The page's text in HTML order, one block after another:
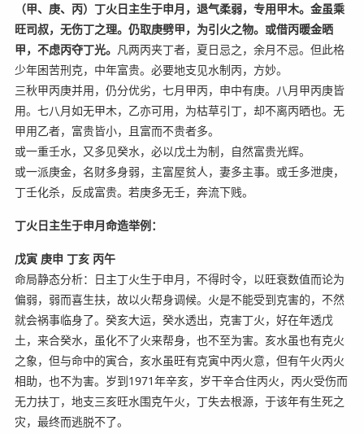
（甲、庚、丙）丁火日主生于申月，退气柔弱，专用甲木。金虽乘
旺司叔，无伤丁之理。仍取庚劈甲，为引火之物。或借丙暖金晒
甲，不虑丙夺丁光。 凡两丙夹丁者，夏日忌之，余月不忌。但此格
少年困苦刑克，中年富贵。必要地支见水制丙，方妙。
三秋甲丙庚并用，仍分优劣，七月甲丙，申中有庚。八月甲丙庚皆
用。七八月如无甲木，乙亦可用，为枯草引丁，却不离丙晒也。无
甲用乙者，富贵皆小，且富而不贵者多。
或一重壬水，又多见癸水，必以戊土为制，自然富贵光辉。
或一派庚金，名财多身弱，主富屋贫人，妻多主事。或壬多泄庚，
丁壬化杀，反成富贵。若庚多无壬，奔流下贱。
丁火日主生于申月命造举例：
戊寅 庚申 丁亥 丙午
命局静态分析：日主丁火生于申月，不得时令，以旺衰数值而论为
偏弱，弱而喜生扶，故以火帮身调候。火是不能受到克害的，不然
就会祸事临身了。癸亥大运，癸水透出，克害丁火，好在年透戊
土，来合癸水，虽化不了火来帮身，也不至为害。亥水虽也有克火
之象，但与命中的寅合，亥水虽旺有克寅中丙火意，但有午火丙火
相助，也不为害。岁到1971年辛亥，岁干辛合住丙火，丙火受伤而
无力扶丁，地支三亥旺水围克午火，丁失去根源，于该年有生死之
灾，最终而逃脱不了。